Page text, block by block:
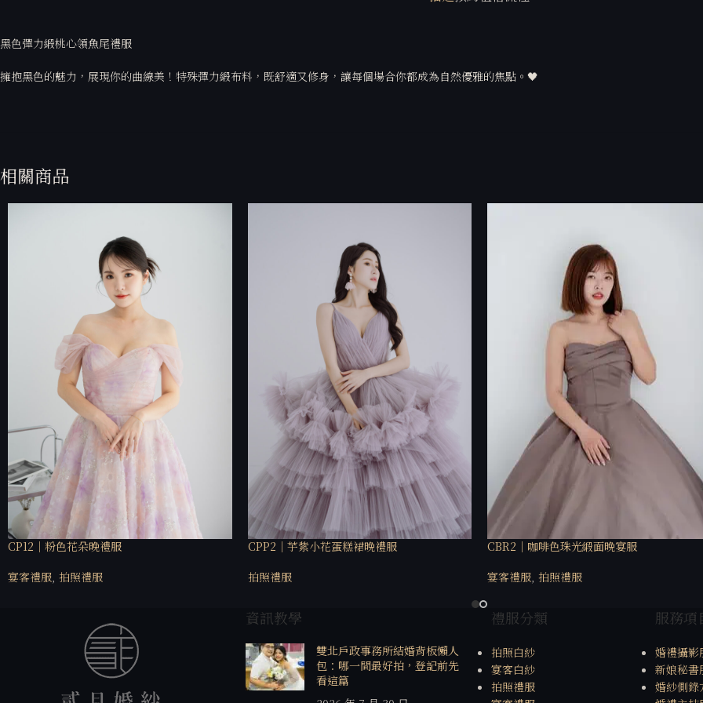
黑色彈力緞桃心領魚尾禮服
擁抱黑色的魅力，展現你的曲線美！特殊彈力緞布料，既舒適又修身，讓每個場合你都成為自然優雅的焦點。🖤
相關商品
CP12｜粉色花朵晚禮服
宴客禮服, 拍照禮服
CPP2｜芋紫小花蛋糕裙晚禮服
拍照禮服
CBR2｜咖啡色珠光緞面晚宴服
宴客禮服, 拍照禮服
資訊教學
雙北戶政事務所結婚背板懶人
包：哪一間最好拍，登記前先
看這篇
禮服分類
拍照白紗
宴客白紗
拍照禮服
服務項
婚禮攝影
新娘秘書
婚紗側錄